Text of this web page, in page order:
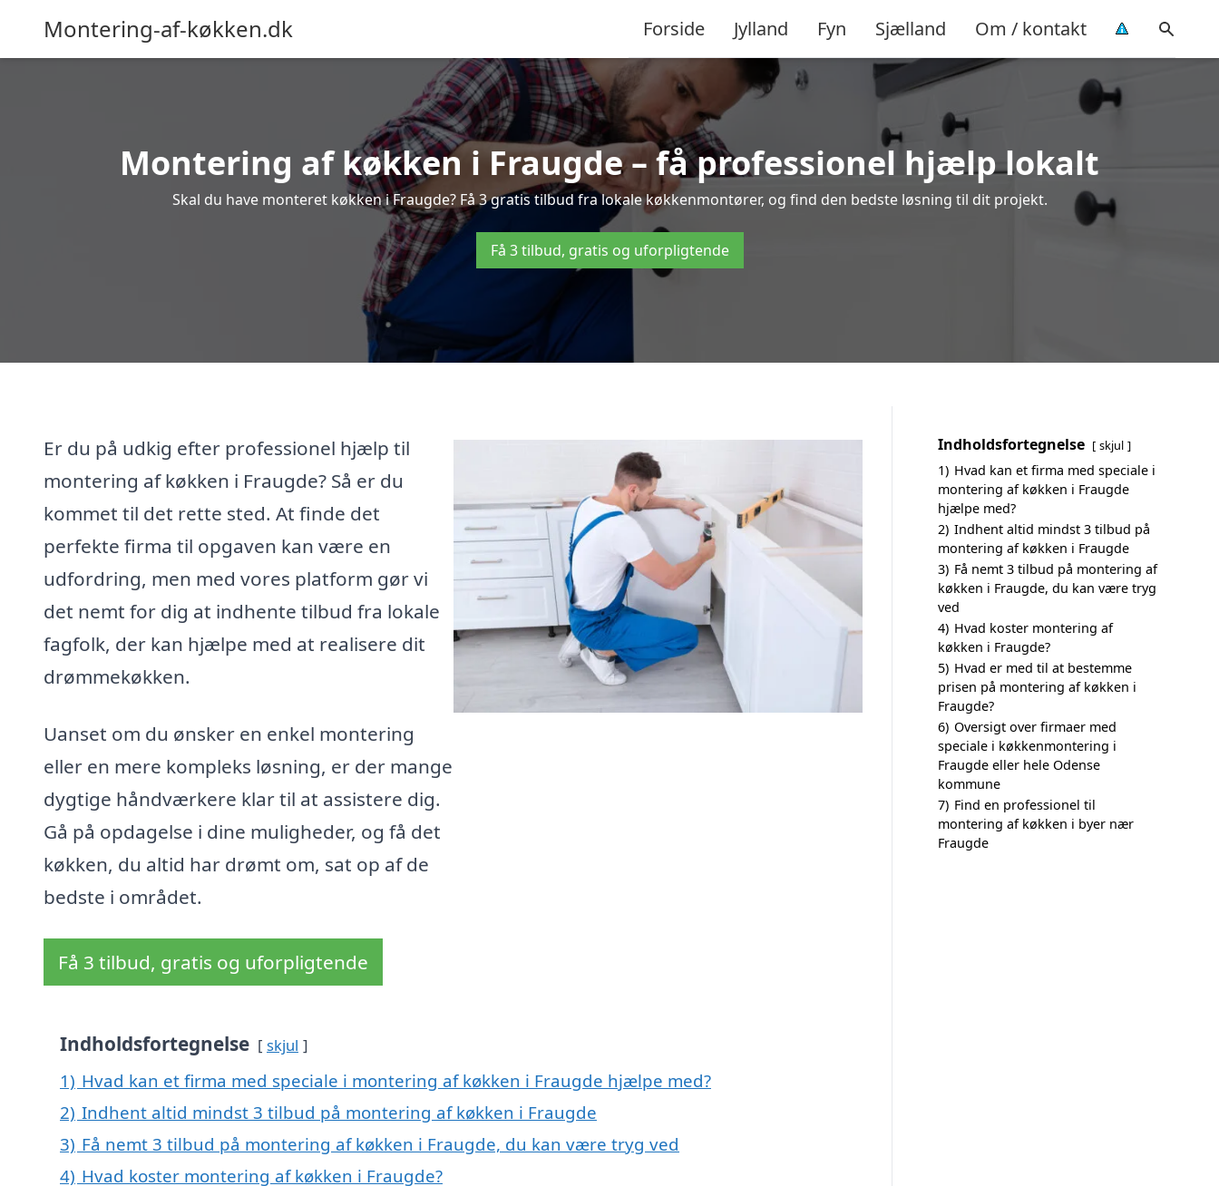
Montering-af-køkken.dk Forside Jylland Fyn Sjælland Om / kontakt
Montering af køkken i Fraugde – få professionel hjælp lokalt
Skal du have monteret køkken i Fraugde? Få 3 gratis tilbud fra lokale køkkenmontører, og find den bedste løsning til dit projekt.
Få 3 tilbud, gratis og uforpligtende
Er du på udkig efter professionel hjælp til
montering af køkken i Fraugde? Så er du
kommet til det rette sted. At finde det
perfekte firma til opgaven kan være en
udfordring, men med vores platform gør vi
det nemt for dig at indhente tilbud fra lokale
fagfolk, der kan hjælpe med at realisere dit
drømmekøkken.
Uanset om du ønsker en enkel montering
eller en mere kompleks løsning, er der mange
dygtige håndværkere klar til at assistere dig.
Gå på opdagelse i dine muligheder, og få det
køkken, du altid har drømt om, sat op af de
bedste i området.
Få 3 tilbud, gratis og uforpligtende
Indholdsfortegnelse skjul
1) Hvad kan et firma med speciale i montering af køkken i Fraugde hjælpe med?
2) Indhent altid mindst 3 tilbud på montering af køkken i Fraugde
3) Få nemt 3 tilbud på montering af køkken i Fraugde, du kan være tryg ved
4) Hvad koster montering af køkken i Fraugde?
Indholdsfortegnelse skjul
1) Hvad kan et firma med speciale i
montering af køkken i Fraugde
hjælpe med?
2) Indhent altid mindst 3 tilbud på
montering af køkken i Fraugde
3) Få nemt 3 tilbud på montering af
køkken i Fraugde, du kan være tryg
ved
4) Hvad koster montering af
køkken i Fraugde?
5) Hvad er med til at bestemme
prisen på montering af køkken i
Fraugde?
6) Oversigt over firmaer med
speciale i køkkenmontering i
Fraugde eller hele Odense
kommune
7) Find en professionel til
montering af køkken i byer nær
Fraugde